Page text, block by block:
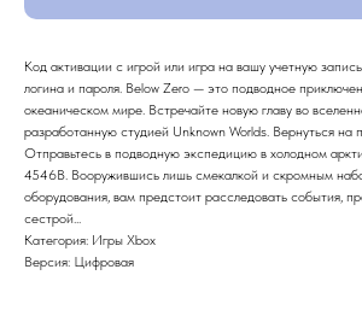
Код активации с игрой или игра на вашу учетную
логина и пароля. Below Zero — это подводное
океаническом мире. Встречайте новую главу во
разработанную студией Unknown Worlds. Вернуться на
Отправьтесь в подводную экспедицию в холодном
4546B. Вооружившись лишь смекалкой и скромным
оборудования, вам предстоит расследовать события,
сестрой...
Категория: Игры Xbox
Версия: Цифровая